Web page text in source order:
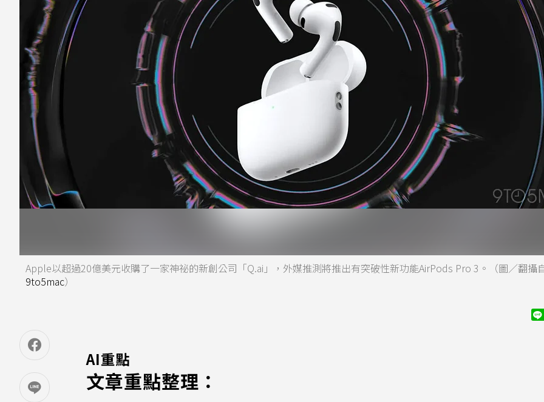
Apple以超過20億美元收購了一家神祕的新創公司「Q.ai」，外媒推測將推出有突破性新功能AirPods Pro 3。（圖／翻攝
9to5mac）
AI重點
文章重點整理：